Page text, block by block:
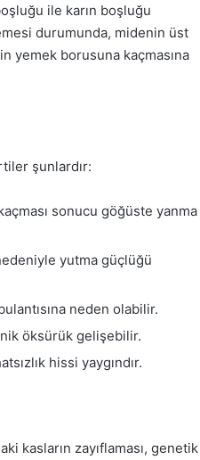
ile karın boşluğu
durumunda, midenin üst
yemek borusuna kaçmasına
şunlardır:
sonucu göğüste yanma
yutma güçlüğü
neden olabilir.
öksürük gelişebilir.
hissi yaygındır.
kasların zayıflaması, genetik